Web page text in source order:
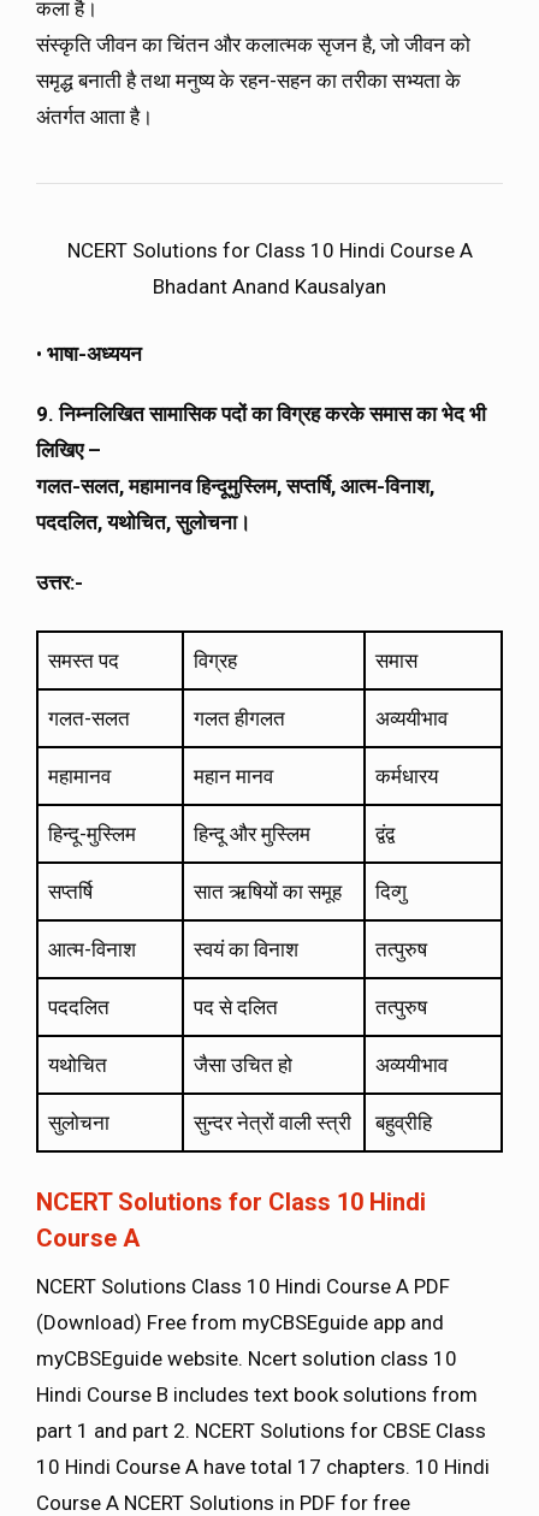
कला है।
संस्कृति जीवन का चिंतन और कलात्मक सृजन है, जो जीवन को
समृद्ध बनाती है तथा मनुष्य के रहन-सहन का तरीका सभ्यता के
अंतर्गत आता है।
NCERT Solutions for Class 10 Hindi Course A
Bhadant Anand Kausalyan
• भाषा-अध्ययन
9. निम्नलिखित सामासिक पदों का विग्रह करके समास का भेद भी
लिखिए –
गलत-सलत, महामानव हिन्दूमुस्लिम, सप्तर्षि, आत्म-विनाश,
पददलित, यथोचित, सुलोचना।
उत्तर:-
समस्त पद विग्रह समास
गलत-सलत गलत हीगलत अव्ययीभाव
महामानव महान मानव कर्मधारय
हिन्दू-मुस्लिम हिन्दू और मुस्लिम द्वंद्व
सप्तर्षि सात ऋषियों का समूह दिव्गु
आत्म-विनाश स्वयं का विनाश तत्पुरुष
पददलित पद से दलित तत्पुरुष
यथोचित जैसा उचित हो अव्ययीभाव
सुलोचना सुन्दर नेत्रों वाली स्त्री बहुव्रीहि
NCERT Solutions for Class 10 Hindi
Course A
NCERT Solutions Class 10 Hindi Course A PDF
(Download) Free from myCBSEguide app and
myCBSEguide website. Ncert solution class 10
Hindi Course B includes text book solutions from
part 1 and part 2. NCERT Solutions for CBSE Class
10 Hindi Course A have total 17 chapters. 10 Hindi
Course A NCERT Solutions in PDF for free